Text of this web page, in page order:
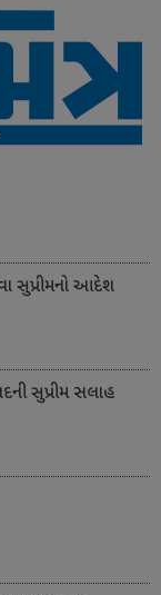
સુપ્રીમનો આદેશ
સુપ્રીમ સલાહ